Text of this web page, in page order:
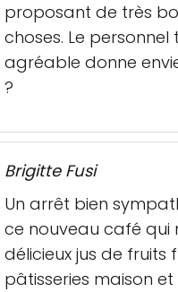
proposant de très
choses. Le personnel
agréable donne
?
Brigitte Fusi
Un arrêt bien
ce nouveau café qui
délicieux jus de fruits
pâtisseries maison et